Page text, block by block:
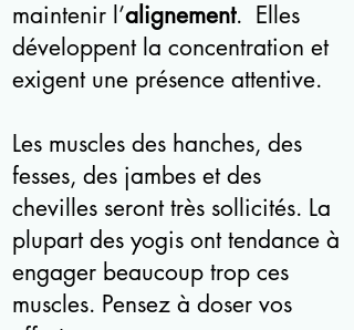
maintenir l’alignement. Elles
développent la concentration et
exigent une présence attentive.
Les muscles des hanches, des
fesses, des jambes et des
chevilles seront très sollicités. La
plupart des yogis ont tendance à
engager beaucoup trop ces
muscles. Pensez à doser vos